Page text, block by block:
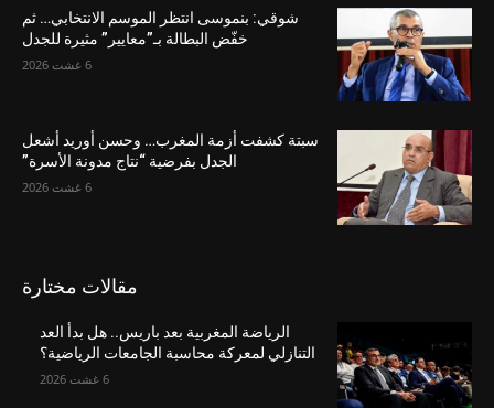
شوقي: بنموسى انتظر الموسم الانتخابي… ثم
خفّض البطالة بـ”معايير” مثيرة للجدل
6 غشت 2026
سبتة كشفت أزمة المغرب… وحسن أوريد أشعل
الجدل بفرضية “نتاج مدونة الأسرة”
6 غشت 2026
مقالات مختارة
الرياضة المغربية بعد باريس.. هل بدأ العد
التنازلي لمعركة محاسبة الجامعات الرياضية؟
6 غشت 2026